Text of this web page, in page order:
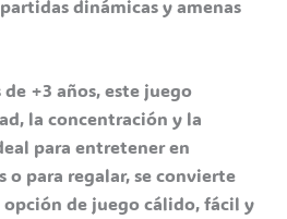
dinámicas y amenas
+3 años, este juego
la concentración y la
para entretener en
o para regalar, se convierte
de juego cálido, fácil y